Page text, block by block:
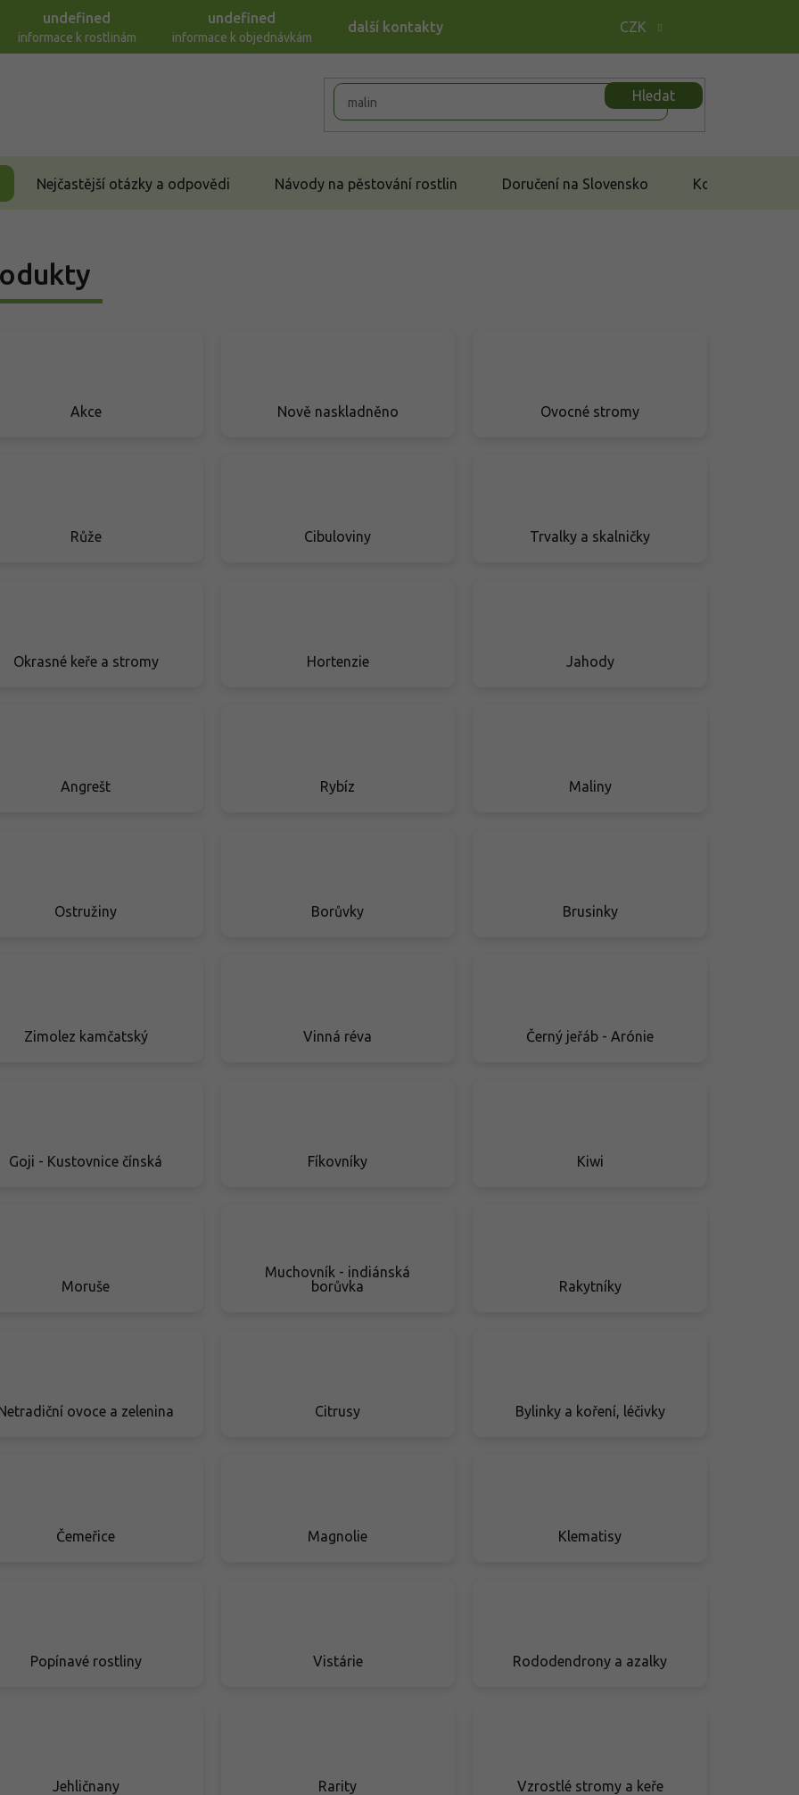
CZK
undefined
informace k rostlinám
undefined
informace k objednávkám
další kontakty
Hledat
Nejčastější otázky a odpovědi Návody na pěstování rostlin Doručení na Slovensko Kontakt
Akce Nově naskladněno Ovocné stromy
Růže Cibuloviny Trvalky a skalničky
Okrasné keře a stromy Hortenzie Jahody
Angrešt Rybíz Maliny
Ostružiny Borůvky Brusinky
Zimolez kamčatský Vinná réva Černý jeřáb - Arónie
Goji - Kustovnice čínská Fíkovníky Kiwi
Moruše
Muchovník - indiánská
borůvka
Rakytníky
ovoce a zelenina Citrusy Bylinky a koření, léčivky
Čemeřice Magnolie Klematisy
Popínavé rostliny Vistárie Rododendrony a azalky
Jehličnany Rarity Vzrostlé stromy a keře